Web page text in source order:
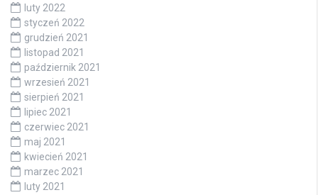
luty 2022
styczeń 2022
grudzień 2021
listopad 2021
październik 2021
wrzesień 2021
sierpień 2021
lipiec 2021
czerwiec 2021
maj 2021
kwiecień 2021
marzec 2021
luty 2021